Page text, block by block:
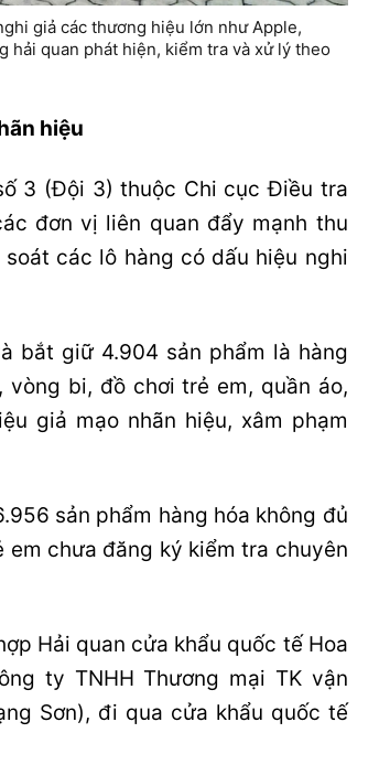
giả các thương hiệu lớn như Apple,
hải quan phát hiện, kiểm tra và xử lý theo
hiệu
3 (Đội 3) thuộc Chi cục Điều tra
đơn vị liên quan đẩy mạnh thu
các lô hàng có dấu hiệu nghi
bắt giữ 4.904 sản phẩm là hàng
bi, đồ chơi trẻ em, quần áo,
giả mạo nhãn hiệu, xâm phạm
sản phẩm hàng hóa không đủ
chưa đăng ký kiểm tra chuyên
Hải quan cửa khẩu quốc tế Hoa
ty TNHH Thương mại TK vận
Sơn), đi qua cửa khẩu quốc tế